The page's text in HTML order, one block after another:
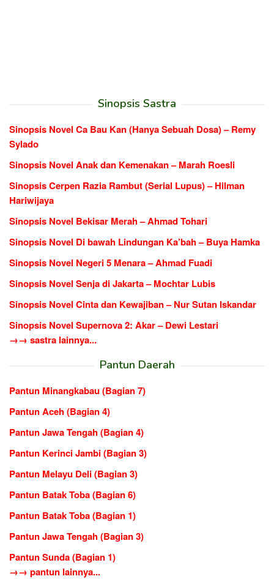
Sinopsis Sastra
Sinopsis Novel Ca Bau Kan (Hanya Sebuah Dosa) – Remy
Sylado
Sinopsis Novel Anak dan Kemenakan – Marah Roesli
Sinopsis Cerpen Razia Rambut (Serial Lupus) – Hilman
Hariwijaya
Sinopsis Novel Bekisar Merah – Ahmad Tohari
Sinopsis Novel Di bawah Lindungan Ka’bah – Buya Hamka
Sinopsis Novel Negeri 5 Menara – Ahmad Fuadi
Sinopsis Novel Senja di Jakarta – Mochtar Lubis
Sinopsis Novel Cinta dan Kewajiban – Nur Sutan Iskandar
Sinopsis Novel Supernova 2: Akar – Dewi Lestari
→→ sastra lainnya...
Pantun Daerah
Pantun Minangkabau (Bagian 7)
Pantun Aceh (Bagian 4)
Pantun Jawa Tengah (Bagian 4)
Pantun Kerinci Jambi (Bagian 3)
Pantun Melayu Deli (Bagian 3)
Pantun Batak Toba (Bagian 6)
Pantun Batak Toba (Bagian 1)
Pantun Jawa Tengah (Bagian 3)
Pantun Sunda (Bagian 1)
→→ pantun lainnya...